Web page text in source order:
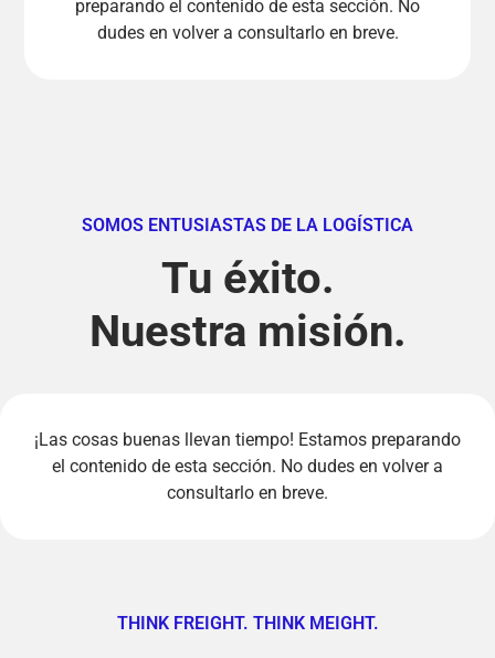
preparando el contenido de esta sección. No
dudes en volver a consultarlo en breve.
SOMOS ENTUSIASTAS DE LA LOGÍSTICA
Tu éxito.
Nuestra misión.
¡Las cosas buenas llevan tiempo! Estamos preparando
el contenido de esta sección. No dudes en volver a
consultarlo en breve.
THINK FREIGHT. THINK MEIGHT.